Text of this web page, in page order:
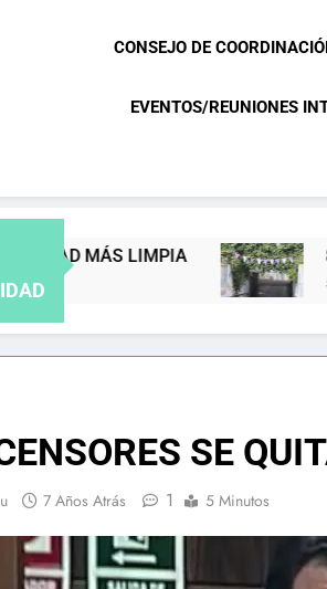
CONSEJO DE
EVENTOS/REUNIONES
8M EN LEGANÉS:
5 Meses Atrás
SE
7 Años Atrás 1 5 Minutos